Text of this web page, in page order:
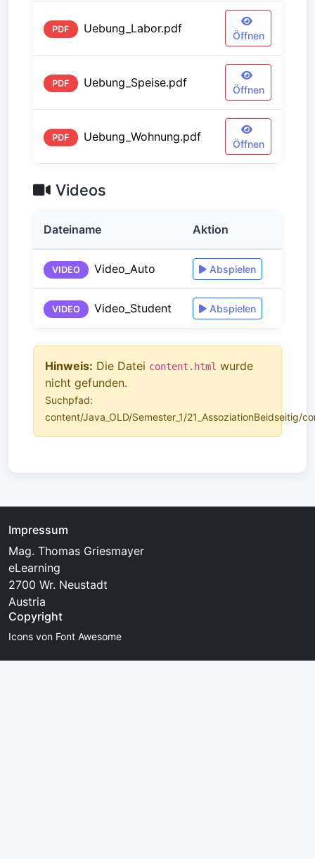
PDF Uebung_Labor.pdf
Öffnen
PDF Uebung_Speise.pdf
Öffnen
PDF Uebung_Wohnung.pdf
Öffnen
Videos
Dateiname Aktion
VIDEO Video_Auto Abspielen
VIDEO Video_Student Abspielen
Hinweis: Die Datei content.html wurde
nicht gefunden.
Suchpfad:
content/Java_OLD/Semester_1/21_AssoziationBeidseitig/
Impressum
Mag. Thomas Griesmayer
eLearning
2700 Wr. Neustadt
Austria
Copyright
Icons von Font Awesome